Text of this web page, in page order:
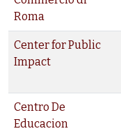
Roma
Center for Public
Impact
Centro De
Educacion